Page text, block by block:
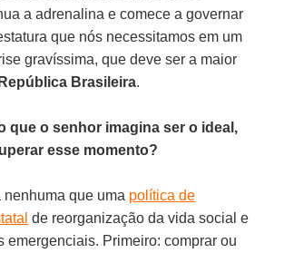
a adrenalina e comece a governar
que nós necessitamos em um
gravíssima, que deve ser a maior
República Brasileira.
que o senhor imagina ser o ideal,
esse momento?
nenhuma que uma política de
de reorganização da vida social e
emergenciais. Primeiro: comprar ou